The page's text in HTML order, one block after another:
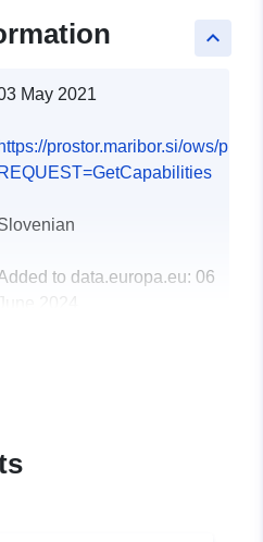
keyboard_arrow_up
May 2021
https://prostor.maribor.si/ows/
REQUEST=GetCapabilities
to data.europa.eu: 06
June 2024
], [ 15.82019,